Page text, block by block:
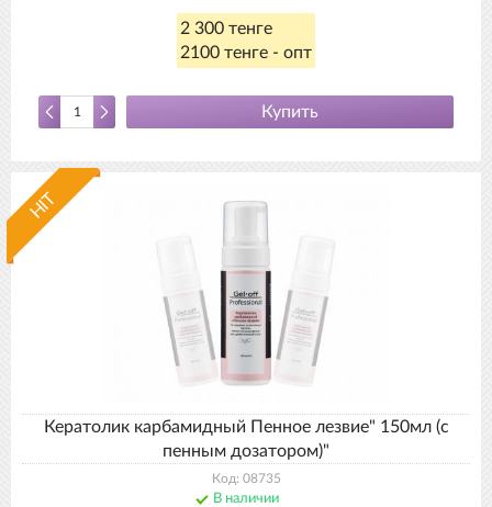
2 300 тенге
2100 тенге - опт
Купить
HIT
Кератолик карбамидный Пенное лезвие" 150мл (с
пенным дозатором)"
Код: 08735
В наличии